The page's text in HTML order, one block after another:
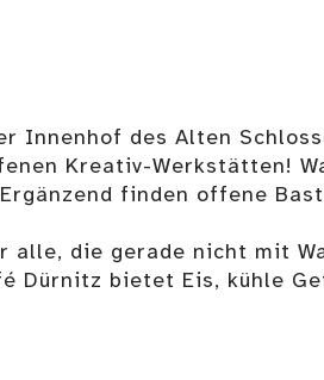
Innenhof des Alten
Kreativ-Werkstätten!
finden offene
alle, die gerade nicht mit
Dürnitz bietet Eis, kühle